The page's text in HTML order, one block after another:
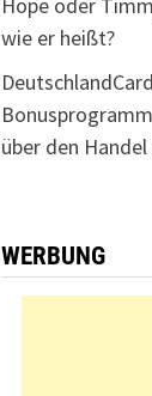
wie er heißt?
über den
WERBUNG